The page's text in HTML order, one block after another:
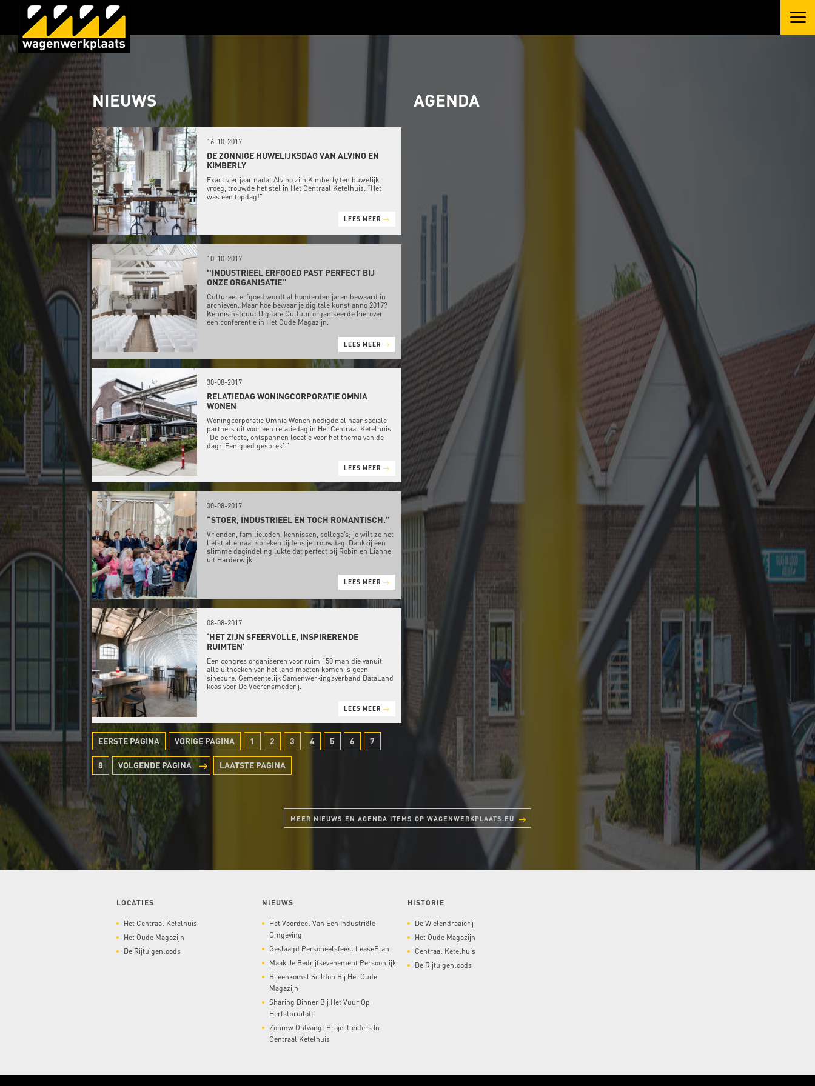
NIEUWS
16-10-2017
DE ZONNIGE HUWELIJKSDAG VAN ALVINO EN
KIMBERLY
Exact vier jaar nadat Alvino zijn Kimberly ten huwelijk
vroeg, trouwde het stel in Het Centraal Ketelhuis. “Het
was een topdag!”
LEES MEER
10-10-2017
''INDUSTRIEEL ERFGOED PAST PERFECT BIJ
ONZE ORGANISATIE''
Cultureel erfgoed wordt al honderden jaren bewaard in
archieven. Maar hoe bewaar je digitale kunst anno 2017?
Kennisinstituut Digitale Cultuur organiseerde hierover
een conferentie in Het Oude Magazijn.
LEES MEER
30-08-2017
RELATIEDAG WONINGCORPORATIE OMNIA
WONEN
Woningcorporatie Omnia Wonen nodigde al haar sociale
partners uit voor een relatiedag in Het Centraal Ketelhuis.
“De perfecte, ontspannen locatie voor het thema van de
dag: ‘Een goed gesprek’.”
LEES MEER
30-08-2017
“STOER, INDUSTRIEEL EN TOCH ROMANTISCH.”
Vrienden, familieleden, kennissen, collega’s; je wilt ze het
liefst allemaal spreken tijdens je trouwdag. Dankzij een
slimme dagindeling lukte dat perfect bij Robin en Lianne
uit Harderwijk.
LEES MEER
08-08-2017
‘HET ZIJN SFEERVOLLE, INSPIRERENDE
RUIMTEN’
Een congres organiseren voor ruim 150 man die vanuit
alle uithoeken van het land moeten komen is geen
sinecure. Gemeentelijk Samenwerkingsverband DataLand
koos voor De Veerensmederij.
LEES MEER
EERSTE PAGINA VORIGE PAGINA 1 2 3 4 5 6 7
8 VOLGENDE PAGINA LAATSTE PAGINA
AGENDA
MEER NIEUWS EN AGENDA ITEMS OP WAGENWERKPLAATS.EU
LOCATIES
Het Centraal Ketelhuis
Het Oude Magazijn
De Rijtuigenloods
NIEUWS
Het Voordeel Van Een Industriële
Omgeving
Geslaagd Personeelsfeest LeasePlan
Maak Je Bedrijfsevenement Persoonlijk
Bijeenkomst Scildon Bij Het Oude
Magazijn
Sharing Dinner Bij Het Vuur Op
Herfstbruiloft
Zonmw Ontvangt Projectleiders In
Centraal Ketelhuis
HISTORIE
De Wielendraaierij
Het Oude Magazijn
Centraal Ketelhuis
De Rijtuigenloods